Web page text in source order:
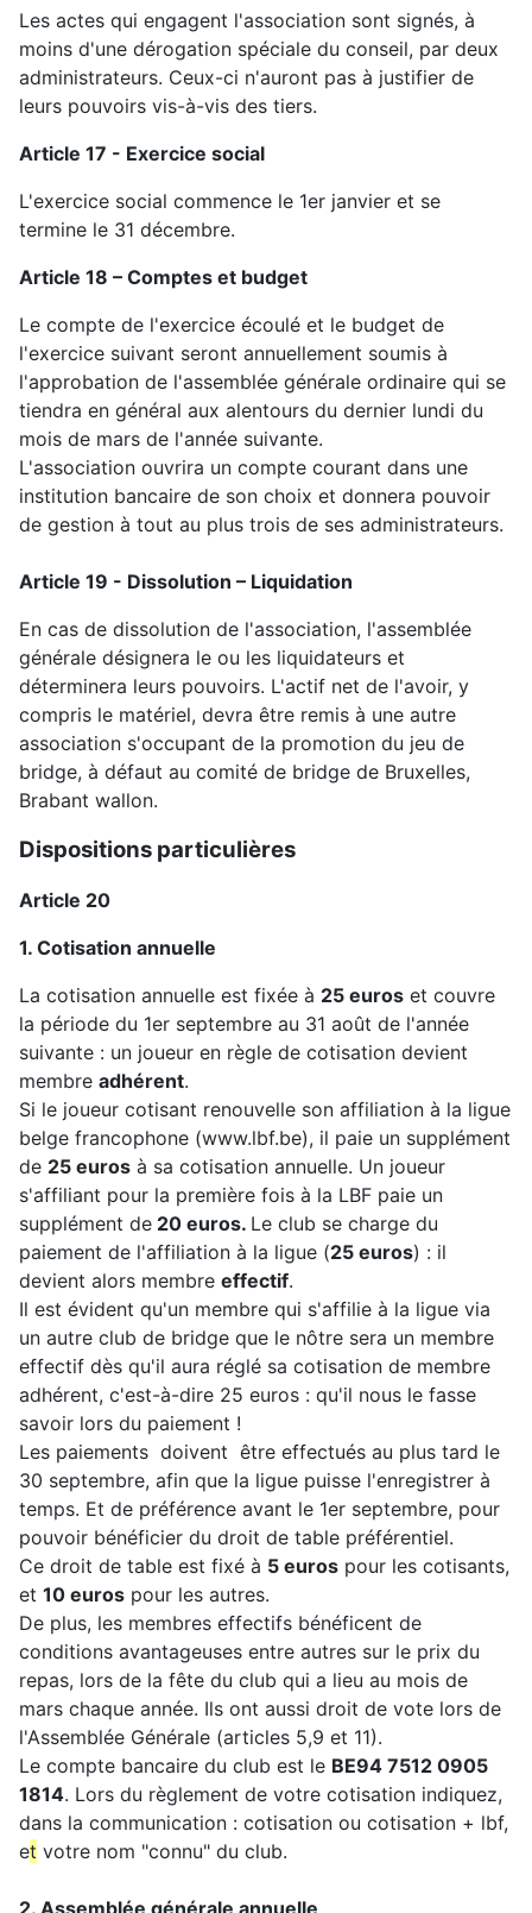
Les actes qui engagent l'association sont signés, à
moins d'une dérogation spéciale du conseil, par deux
administrateurs. Ceux-ci n'auront pas à justifier de
leurs pouvoirs vis-à-vis des tiers.
Article 17 - Exercice social
L'exercice social commence le 1er janvier et se
termine le 31 décembre.
Article 18 – Comptes et budget
Le compte de l'exercice écoulé et le budget de
l'exercice suivant seront annuellement soumis à
l'approbation de l'assemblée générale ordinaire qui se
tiendra en général aux alentours du dernier lundi du
mois de mars de l'année suivante.
L'association ouvrira un compte courant dans une
institution bancaire de son choix et donnera pouvoir
de gestion à tout au plus trois de ses administrateurs.
Article 19 - Dissolution – Liquidation
En cas de dissolution de l'association, l'assemblée
générale désignera le ou les liquidateurs et
déterminera leurs pouvoirs. L'actif net de l'avoir, y
compris le matériel, devra être remis à une autre
association s'occupant de la promotion du jeu de
bridge, à défaut au comité de bridge de Bruxelles,
Brabant wallon.
Dispositions particulières
Article 20
1. Cotisation annuelle
La cotisation annuelle est fixée à 25 euros et couvre
la période du 1er septembre au 31 août de l'année
suivante : un joueur en règle de cotisation devient
membre adhérent.
Si le joueur cotisant renouvelle son affiliation à la ligue
belge francophone (www.lbf.be), il paie un supplément
de 25 euros à sa cotisation annuelle. Un joueur
s'affiliant pour la première fois à la LBF paie un
supplément de 20 euros. Le club se charge du
paiement de l'affiliation à la ligue (25 euros) : il
devient alors membre effectif.
Il est évident qu'un membre qui s'affilie à la ligue via
un autre club de bridge que le nôtre sera un membre
effectif dès qu'il aura réglé sa cotisation de membre
adhérent, c'est-à-dire 25 euros : qu'il nous le fasse
savoir lors du paiement !
Les paiements doivent être effectués au plus tard le
30 septembre, afin que la ligue puisse l'enregistrer à
temps. Et de préférence avant le 1er septembre, pour
pouvoir bénéficier du droit de table préférentiel.
Ce droit de table est fixé à 5 euros pour les cotisants,
et 10 euros pour les autres.
De plus, les membres effectifs bénéficent de
conditions avantageuses entre autres sur le prix du
repas, lors de la fête du club qui a lieu au mois de
mars chaque année. Ils ont aussi droit de vote lors de
l'Assemblée Générale (articles 5,9 et 11).
Le compte bancaire du club est le BE94 7512 0905
1814. Lors du règlement de votre cotisation indiquez,
dans la communication : cotisation ou cotisation + lbf,
et votre nom "connu" du club.